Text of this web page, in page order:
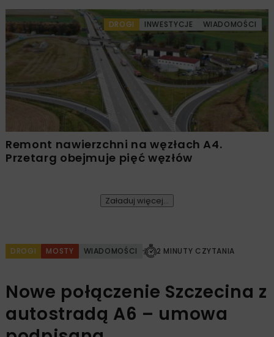
DROGI INWESTYCJE WIADOMOŚCI
Remont nawierzchni na węzłach A4.
Przetarg obejmuje pięć węzłów
Załaduj więcej...
DROGI MOSTY WIADOMOŚCI 2 MINUTY CZYTANIA
Nowe połączenie Szczecina z
autostradą A6 – umowa